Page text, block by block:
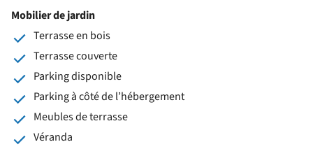
Mobilier de jardin
Terrasse en bois
Terrasse couverte
Parking disponible
Parking à côté de l’hébergement
Meubles de terrasse
Véranda